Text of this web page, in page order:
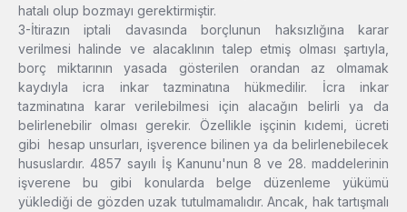
hatalı olup bozmayı gerektirmiştir.
3-İtirazın iptali davasında borçlunun haksızlığına karar
verilmesi halinde ve alacaklının talep etmiş olması şartıyla,
borç miktarının yasada gösterilen orandan az olmamak
kaydıyla icra inkar tazminatına hükmedilir. İcra inkar
tazminatına karar verilebilmesi için alacağın belirli ya da
belirlenebilir olması gerekir. Özellikle işçinin kıdemi, ücreti
gibi hesap unsurları, işverence bilinen ya da belirlenebilecek
hususlardır. 4857 sayılı İş Kanunu'nun 8 ve 28. maddelerinin
işverene bu gibi konularda belge düzenleme yükümü
yüklediği de gözden uzak tutulmamalıdır. Ancak, hak tartışmalı